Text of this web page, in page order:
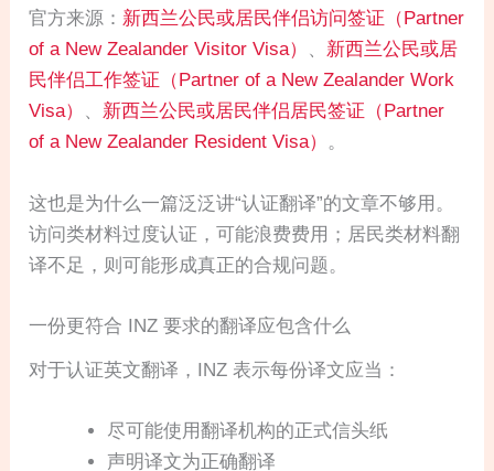
官方来源： 新西兰公民或居民伴侣访问签证（Partner
of a New Zealander Visitor Visa） 、 新西兰公民或居
民伴侣工作签证（Partner of a New Zealander Work
Visa） 、 新西兰公民或居民伴侣居民签证（Partner
of a New Zealander Resident Visa） 。
这也是为什么一篇泛泛讲“认证翻译”的文章不够用。
访问类材料过度认证，可能浪费费用；居民类材料翻
译不足，则可能形成真正的合规问题。
一份更符合 INZ 要求的翻译应包含什么
对于认证英文翻译，INZ 表示每份译文应当：
尽可能使用翻译机构的正式信头纸
声明译文为正确翻译